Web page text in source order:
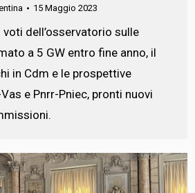
15 Maggio 2023
dell’osservatorio sulle
a 5 GW entro fine anno, il
in Cdm e le prospettive
e Pnrr-Pniec, pronti nuovi